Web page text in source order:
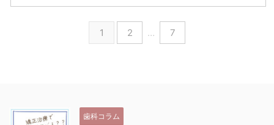
1 2 … 7
歯科コラム